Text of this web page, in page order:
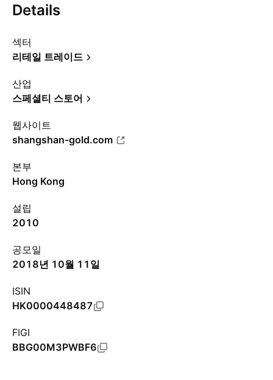
Details
섹터
리테일 트레이드
산업
스페셜티 스토어
웹사이트
shangshan-gold.com
본부
Hong Kong
설립
2010
공모일
2018년 10월 11일
ISIN
HK0000448487
FIGI
BBG00M3PWBF6